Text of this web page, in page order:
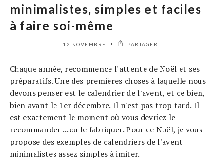
minimalistes, simples et faciles
à faire soi-même
12 NOVEMBRE PARTAGER
Chaque année, recommence l'attente de Noël et ses
préparatifs. Une des premières choses à laquelle nous
devons penser est le calendrier de l'avent, et ce bien,
bien avant le 1er décembre. Il n'est pas trop tard. Il
est exactement le moment où vous devriez le
recommander ...ou le fabriquer. Pour ce Noël, je vous
propose des exemples de calendriers de l'avent
minimalistes assez simples à imiter.